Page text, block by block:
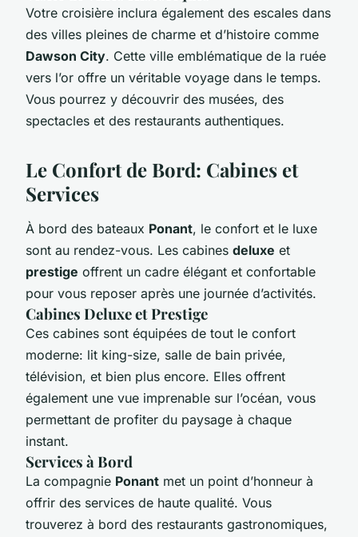
Votre croisière inclura également des escales dans
des villes pleines de charme et d’histoire comme
Dawson City. Cette ville emblématique de la ruée
vers l’or offre un véritable voyage dans le temps.
Vous pourrez y découvrir des musées, des
spectacles et des restaurants authentiques.
Le Confort de Bord: Cabines et
Services
À bord des bateaux Ponant, le confort et le luxe
sont au rendez-vous. Les cabines deluxe et
prestige offrent un cadre élégant et confortable
pour vous reposer après une journée d’activités.
Cabines Deluxe et Prestige
Ces cabines sont équipées de tout le confort
moderne: lit king-size, salle de bain privée,
télévision, et bien plus encore. Elles offrent
également une vue imprenable sur l’océan, vous
permettant de profiter du paysage à chaque
instant.
Services à Bord
La compagnie Ponant met un point d’honneur à
offrir des services de haute qualité. Vous
trouverez à bord des restaurants gastronomiques,